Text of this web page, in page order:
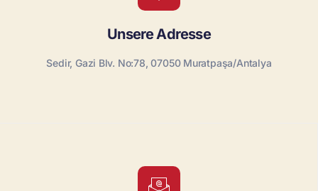
Unsere Adresse
Sedir, Gazi Blv. No:78, 07050 Muratpaşa/Antalya